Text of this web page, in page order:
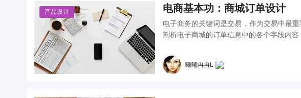
产品设计 电商基本功：商城订单设计
电子商务的关键词是交易，作为交易中最
曦曦冉冉L